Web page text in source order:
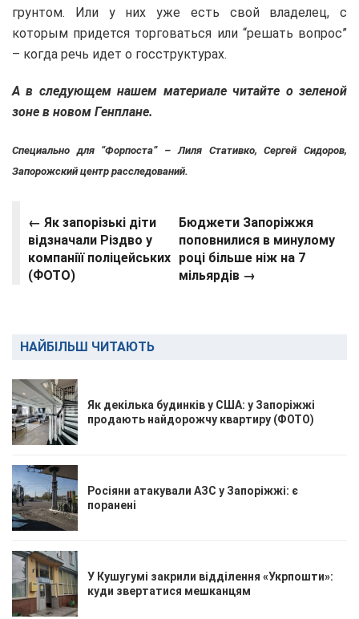
грунтом. Или у них уже есть свой владелец, с
которым придется торговаться или “решать вопрос”
– когда речь идет о госструктурах.
А в следующем нашем материале читайте о зеленой
зоне в новом Генплане.
Специально для “Форпоста” –Лиля Стативко, Сергей Сидоров,
Запорожский центр расследований.
← Як запорізькі діти
відзначали Різдво у
компаніїї поліцейських
(ФОТО)
Бюджети Запоріжжя
поповнилися в минулому
році більше ніж на 7
мільярдів →
НАЙБІЛЬШ ЧИТАЮТЬ
Як декілька будинків у США: у Запоріжжі
продають найдорожчу квартиру (ФОТО)
Росіяни атакували АЗС у Запоріжжі: є
поранені
У Кушугумі закрили відділення «Укрпошти»:
куди звертатися мешканцям